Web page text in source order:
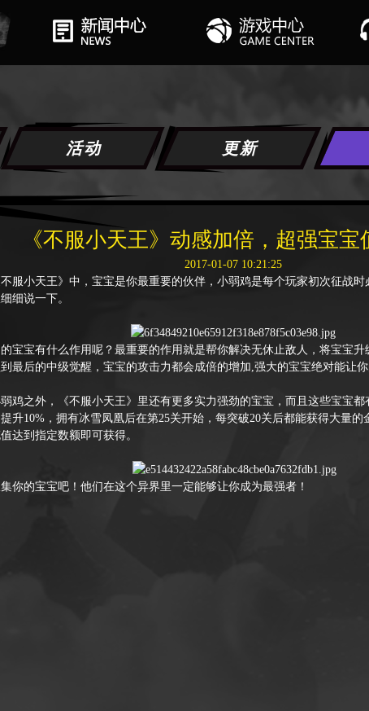
活动 更新
《不服小天王》动感加倍，超强宝宝
2017-01-07 10:21:25
小天王》中，宝宝是你最重要的伙伴，小弱鸡是每个玩家初次征战时
细说一下。
宝有什么作用呢？最重要的作用就是帮你解决无休止敌人，将宝宝升
最后的中级觉醒，宝宝的攻击力都会成倍的增加,强大的宝宝绝对能让你
之外，《不服小天王》里还有更多实力强劲的宝宝，而且这些宝宝都
升10%，拥有冰雪凤凰后在第25关开始，每突破20关后都能获得大量
达到指定数额即可获得。
的宝宝吧！他们在这个异界里一定能够让你成为最强者！